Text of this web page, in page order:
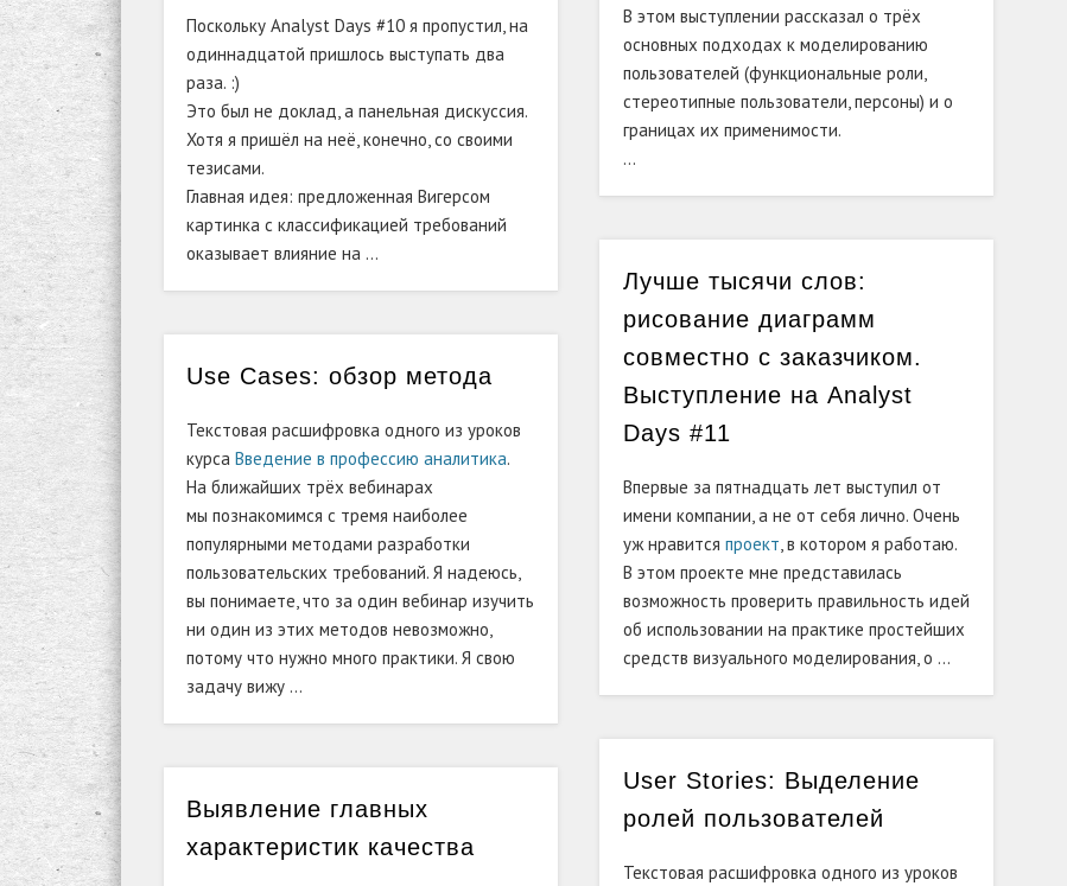
В этом выступлении рассказал о трёх
основных подходах к моделированию
пользователей (функциональные роли,
стереотипные пользователи, персоны) и о
границах их применимости.
…
Поскольку Analyst Days #10 я пропустил, на
одиннадцатой пришлось выступать два
раза. :)
Это был не доклад, а панельная дискуссия.
Хотя я пришёл на неё, конечно, со своими
тезисами.
Главная идея: предложенная Вигерсом
картинка с классификацией требований
оказывает влияние на …
Лучше тысячи слов:
рисование диаграмм
совместно с заказчиком.
Выступление на Analyst
Days #11
Впервые за пятнадцать лет выступил от
имени компании, а не от себя лично. Очень
уж нравится проект, в котором я работаю.
В этом проекте мне представилась
возможность проверить правильность идей
об использовании на практике простейших
средств визуального моделирования, о …
Use Cases: обзор метода
Текстовая расшифровка одного из уроков
курсаВведение в профессию аналитика.
На ближайших трёх вебинарах
мы познакомимся с тремя наиболее
популярными методами разработки
пользовательских требований. Я надеюсь,
вы понимаете, что за один вебинар изучить
ни один из этих методов невозможно,
потому что нужно много практики. Я свою
задачу вижу …
User Stories: Выделение
ролей пользователей
Текстовая расшифровка одного из уроков
Выявление главных
характеристик качества